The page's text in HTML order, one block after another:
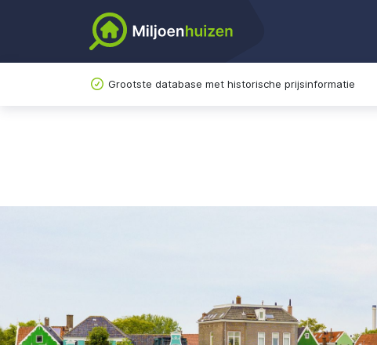
Grootste database met historische prijsinformatie